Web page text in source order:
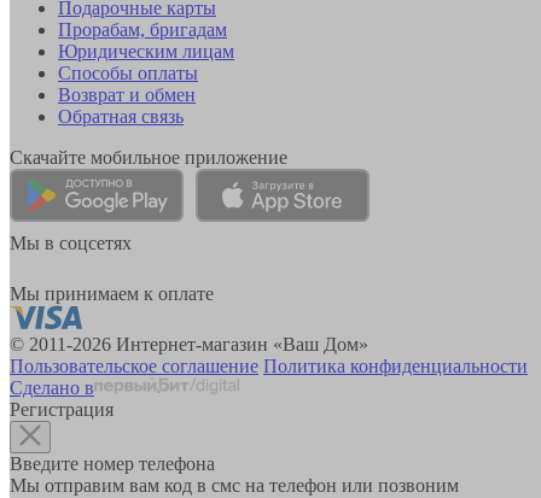
Подарочные карты
Прорабам, бригадам
Юридическим лицам
Способы оплаты
Возврат и обмен
Обратная связь
Скачайте мобильное приложение
Мы в соцсетях
Мы принимаем к оплате
© 2011-2026 Интернет-магазин «Ваш Дом»
Пользовательское соглашение Политика конфиденциальности
Сделано в
Регистрация
Введите номер телефона
Мы отправим вам код в смс на телефон или позвоним